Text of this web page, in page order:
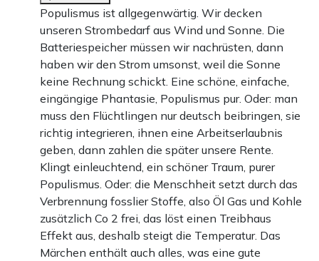
Populismus ist allgegenwärtig. Wir decken
unseren Strombedarf aus Wind und Sonne. Die
Batteriespeicher müssen wir nachrüsten, dann
haben wir den Strom umsonst, weil die Sonne
keine Rechnung schickt. Eine schöne, einfache,
eingängige Phantasie, Populismus pur. Oder: man
muss den Flüchtlingen nur deutsch beibringen, sie
richtig integrieren, ihnen eine Arbeitserlaubnis
geben, dann zahlen die später unsere Rente.
Klingt einleuchtend, ein schöner Traum, purer
Populismus. Oder: die Menschheit setzt durch das
Verbrennung fosslier Stoffe, also Öl Gas und Kohle
zusätzlich Co 2 frei, das löst einen Treibhaus
Effekt aus, deshalb steigt die Temperatur. Das
Märchen enthält auch alles, was eine gute